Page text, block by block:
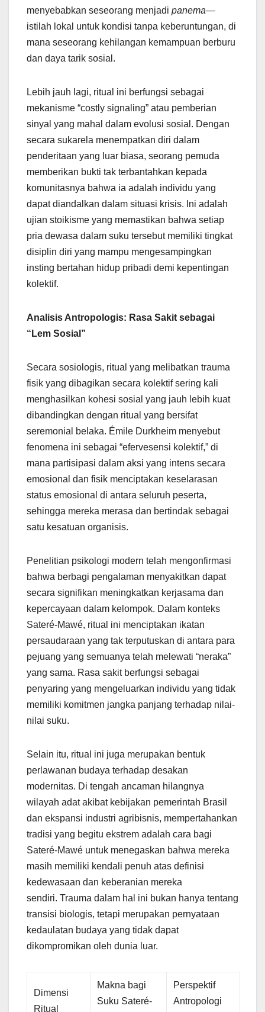
menyebabkan seseorang menjadi panema—
istilah lokal untuk kondisi tanpa keberuntungan, di
mana seseorang kehilangan kemampuan berburu
dan daya tarik sosial.
Lebih jauh lagi, ritual ini berfungsi sebagai
mekanisme “costly signaling” atau pemberian
sinyal yang mahal dalam evolusi sosial. Dengan
secara sukarela menempatkan diri dalam
penderitaan yang luar biasa, seorang pemuda
memberikan bukti tak terbantahkan kepada
komunitasnya bahwa ia adalah individu yang
dapat diandalkan dalam situasi krisis. Ini adalah
ujian stoikisme yang memastikan bahwa setiap
pria dewasa dalam suku tersebut memiliki tingkat
disiplin diri yang mampu mengesampingkan
insting bertahan hidup pribadi demi kepentingan
kolektif.
Analisis Antropologis: Rasa Sakit sebagai
“Lem Sosial”
Secara sosiologis, ritual yang melibatkan trauma
fisik yang dibagikan secara kolektif sering kali
menghasilkan kohesi sosial yang jauh lebih kuat
dibandingkan dengan ritual yang bersifat
seremonial belaka. Émile Durkheim menyebut
fenomena ini sebagai “efervesensi kolektif,” di
mana partisipasi dalam aksi yang intens secara
emosional dan fisik menciptakan keselarasan
status emosional di antara seluruh peserta,
sehingga mereka merasa dan bertindak sebagai
satu kesatuan organisis.
Penelitian psikologi modern telah mengonfirmasi
bahwa berbagi pengalaman menyakitkan dapat
secara signifikan meningkatkan kerjasama dan
kepercayaan dalam kelompok. Dalam konteks
Sateré-Mawé, ritual ini menciptakan ikatan
persaudaraan yang tak terputuskan di antara para
pejuang yang semuanya telah melewati “neraka”
yang sama. Rasa sakit berfungsi sebagai
penyaring yang mengeluarkan individu yang tidak
memiliki komitmen jangka panjang terhadap nilai-
nilai suku.
Selain itu, ritual ini juga merupakan bentuk
perlawanan budaya terhadap desakan
modernitas. Di tengah ancaman hilangnya
wilayah adat akibat kebijakan pemerintah Brasil
dan ekspansi industri agribisnis, mempertahankan
tradisi yang begitu ekstrem adalah cara bagi
Sateré-Mawé untuk menegaskan bahwa mereka
masih memiliki kendali penuh atas definisi
kedewasaan dan keberanian mereka
sendiri. Trauma dalam hal ini bukan hanya tentang
transisi biologis, tetapi merupakan pernyataan
kedaulatan budaya yang tidak dapat
dikompromikan oleh dunia luar.
Dimensi
Ritual
Makna bagi
Suku Sateré-
Perspektif
Antropologi